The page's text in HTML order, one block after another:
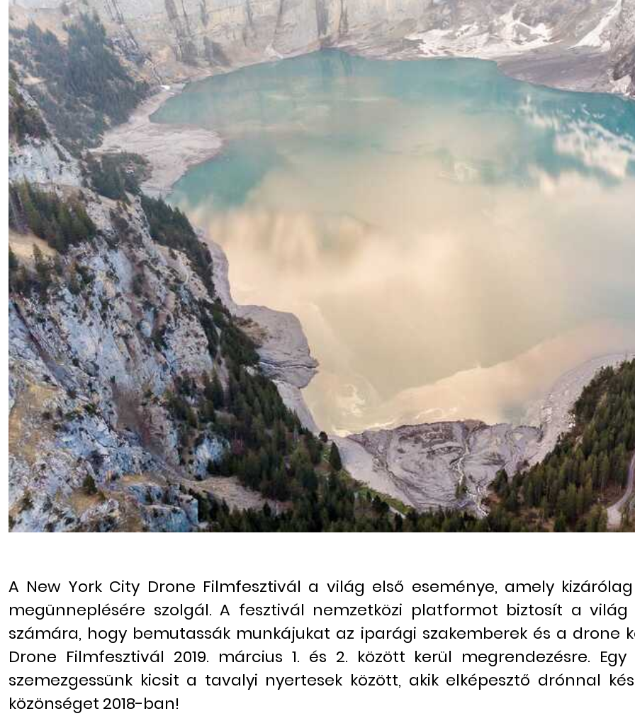
A New York City Drone Filmfesztivál a világ első eseménye, amely
megünneplésére szolgál. A fesztivál nemzetközi platformot biztosít a
számára, hogy bemutassák munkájukat az iparági szakemberek és a drone
Drone Filmfesztivál 2019. március 1. és 2. között kerül megrendezésre.
szemezgessünk kicsit a tavalyi nyertesek között, akik elképesztő drónnal
közönséget 2018-ban!